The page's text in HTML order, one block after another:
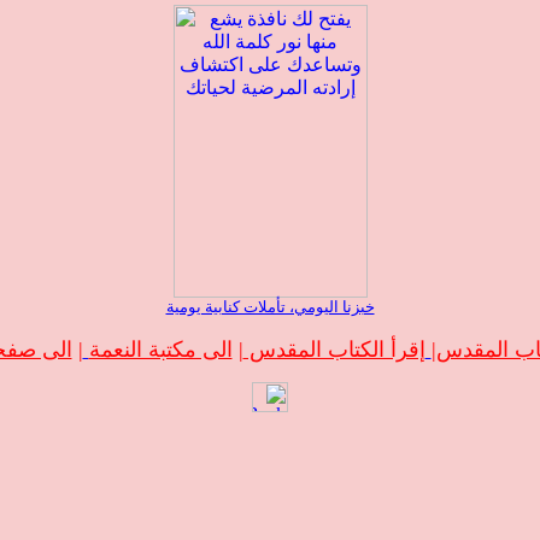
خبزنا اليومي، تأملات كنابية يومية
المقدس| إقرأ الكتاب المقدس | الى مكتبة النعمة | الى